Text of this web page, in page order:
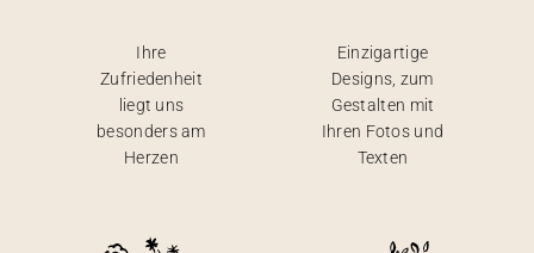
Ihre
Zufriedenheit
liegt uns
besonders am
Herzen
Einzigartige
Designs, zum
Gestalten mit
Ihren Fotos und
Texten